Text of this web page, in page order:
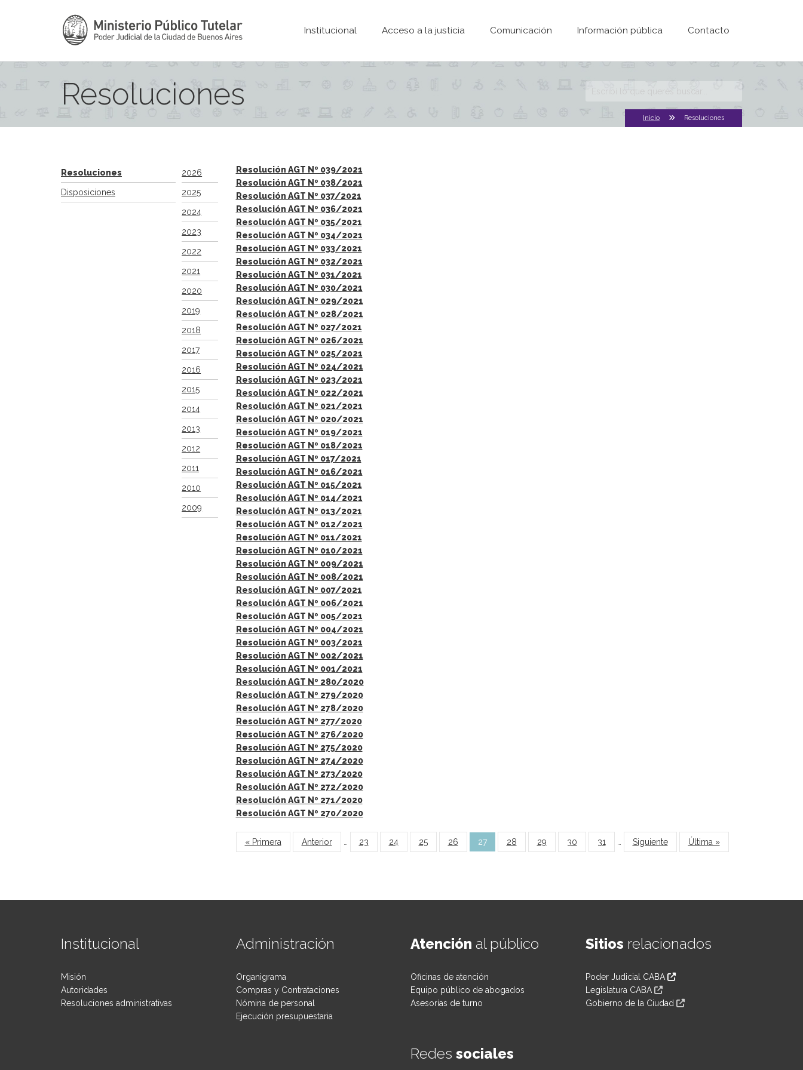
Institucional Acceso a la justicia Comunicación Información pública Contacto
Resoluciones
Formulario de
búsqueda
Inicio Resoluciones
Resoluciones
Disposiciones
2026
2025
2024
2023
2022
2021
2020
2019
2018
2017
2016
2015
2014
2013
2012
2011
2010
2009
Resolución AGT Nº 039/2021
Resolución AGT Nº 038/2021
Resolución AGT Nº 037/2021
Resolución AGT Nº 036/2021
Resolución AGT Nº 035/2021
Resolución AGT Nº 034/2021
Resolución AGT Nº 033/2021
Resolución AGT Nº 032/2021
Resolución AGT Nº 031/2021
Resolución AGT Nº 030/2021
Resolución AGT Nº 029/2021
Resolución AGT Nº 028/2021
Resolución AGT Nº 027/2021
Resolución AGT Nº 026/2021
Resolución AGT Nº 025/2021
Resolución AGT Nº 024/2021
Resolución AGT Nº 023/2021
Resolución AGT Nº 022/2021
Resolución AGT Nº 021/2021
Resolución AGT Nº 020/2021
Resolución AGT Nº 019/2021
Resolución AGT Nº 018/2021
Resolución AGT Nº 017/2021
Resolución AGT Nº 016/2021
Resolución AGT Nº 015/2021
Resolución AGT Nº 014/2021
Resolución AGT Nº 013/2021
Resolución AGT Nº 012/2021
Resolución AGT Nº 011/2021
Resolución AGT Nº 010/2021
Resolución AGT Nº 009/2021
Resolución AGT Nº 008/2021
Resolución AGT Nº 007/2021
Resolución AGT Nº 006/2021
Resolución AGT Nº 005/2021
Resolución AGT Nº 004/2021
Resolución AGT Nº 003/2021
Resolución AGT Nº 002/2021
Resolución AGT Nº 001/2021
Resolución AGT Nº 280/2020
Resolución AGT Nº 279/2020
Resolución AGT Nº 278/2020
Resolución AGT Nº 277/2020
Resolución AGT Nº 276/2020
Resolución AGT Nº 275/2020
Resolución AGT Nº 274/2020
Resolución AGT Nº 273/2020
Resolución AGT Nº 272/2020
Resolución AGT Nº 271/2020
Resolución AGT Nº 270/2020
Páginas
« Primera Anterior 23 24 25 26 27 28 29 30 31 Siguiente Última »
Institucional
Misión
Autoridades
Resoluciones administrativas
Administración
Organigrama
Compras y Contrataciones
Nómina de personal
Ejecución presupuestaria
Atención al público
Oficinas de atención
Equipo público de abogados
Asesorías de turno
Redes sociales
Sitios relacionados
Poder Judicial CABA
Legislatura CABA
Gobierno de la Ciudad